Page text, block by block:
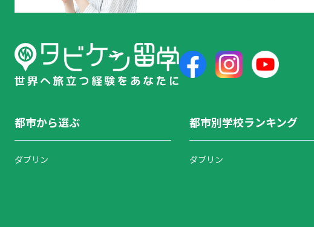
都市から選ぶ
ダブリン
都市別学校ランキング
ダブリン